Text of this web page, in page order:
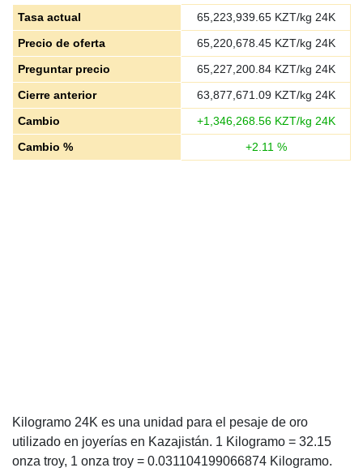
Tasa actual 65,223,939.65KZT/kg 24K
Precio de oferta
65,220,678.45KZT/kg 24K
Preguntar precio
65,227,200.84KZT/kg 24K
Cierre anterior
63,877,671.09KZT/kg 24K
Cambio
+1,346,268.56KZT/kg 24K
Cambio %
+2.11 %
Kilogramo 24K es una unidad para el pesaje de oro
utilizado en joyerías en Kazajistán. 1 Kilogramo = 32.15
onza troy, 1 onza troy = 0.031104199066874 Kilogramo.